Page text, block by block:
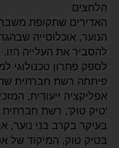
הלחצים
האדירים שתקופת משבר
הנוער, אוכלוסייה
לספק פתרון טכנולוגי
אפליקציה ייעודית,
'טיק טוק', רשת חברתית
בעיקר בקרב בני נוער,